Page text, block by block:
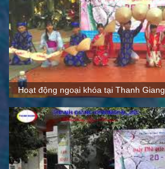
Quy mô, cách thức hoạt động tại